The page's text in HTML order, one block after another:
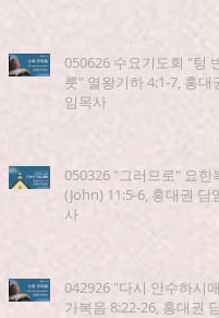
050626 수요기도회 "텅
릇" 열왕기하 4:1-7, 홍대
임목사
050326 "그러므로" 요한
(John) 11:5-6, 홍대권 담
사
042926 "다시 안수하시매
가복음 8:22-26, 홍대권